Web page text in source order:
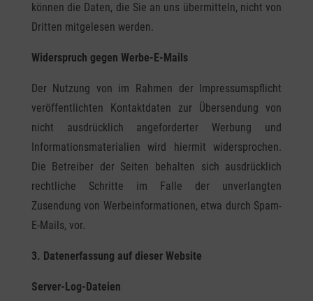
können die Daten, die Sie an uns übermitteln, nicht von
Dritten mitgelesen werden.
Widerspruch gegen Werbe-E-Mails
Der Nutzung von im Rahmen der Impressumspflicht
veröffentlichten Kontaktdaten zur Übersendung von
nicht ausdrücklich angeforderter Werbung und
Informationsmaterialien wird hiermit widersprochen.
Die Betreiber der Seiten behalten sich ausdrücklich
rechtliche Schritte im Falle der unverlangten
Zusendung von Werbeinformationen, etwa durch Spam-
E-Mails, vor.
3. Datenerfassung auf dieser Website
Server-Log-Dateien